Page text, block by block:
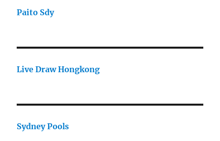
Paito Sdy
Live Draw Hongkong
Sydney Pools